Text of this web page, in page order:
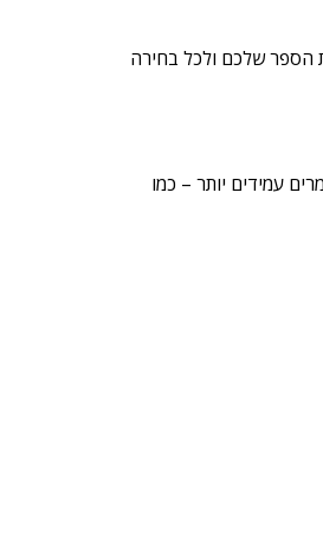
הספר שלכם ולכל בחירה
עמידים יותר – כמו